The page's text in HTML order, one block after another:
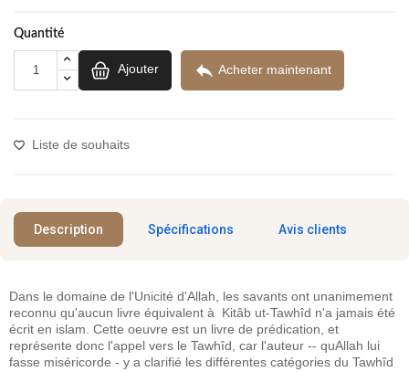
Quantité
Ajouter  Acheter maintenant
Liste de souhaits
Description Spécifications Avis clients
Dans le domaine de l'Unicité d'Allah, les savants ont unanimement
reconnu qu'aucun livre équivalent à Kitâb ut-Tawhîd n'a jamais été
écrit en islam. Cette oeuvre est un livre de prédication, et
représente donc l'appel vers le Tawhîd, car l'auteur -- quAllah lui
fasse miséricorde - y a clarifié les différentes catégories du Tawhîd